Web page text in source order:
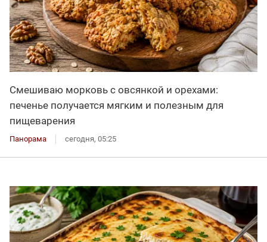
Смешиваю морковь с овсянкой и орехами:
печенье получается мягким и полезным для
пищеварения
Панорама сегодня, 05:25